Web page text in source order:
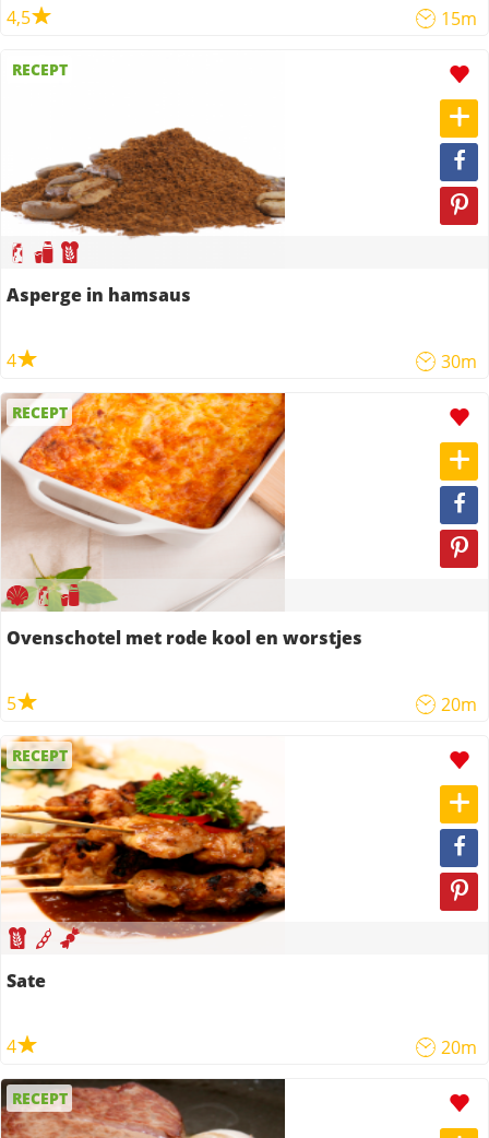
4,5 15m
RECEPT
Asperge in hamsaus
4 30m
RECEPT
Ovenschotel met rode kool en worstjes
5 20m
RECEPT
Sate
4 20m
RECEPT